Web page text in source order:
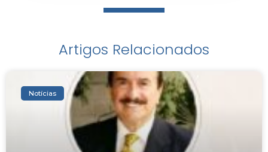
Artigos Relacionados
Notícias